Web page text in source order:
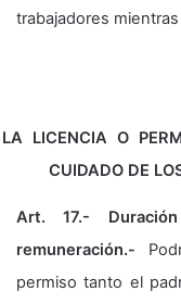
trabajadores
LA LICENCIA O
CUIDADO DE
Art. 17.-
remuneración.-
permiso tanto el